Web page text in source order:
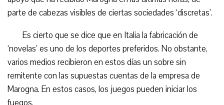
parte de cabezas visibles de ciertas sociedades ‘discretas’.
Es cierto que se dice que en Italia la fabricación de
‘novelas’ es uno de los deportes preferidos. No obstante,
varios medios recibieron en estos días un sobre sin
remitente con las supuestas cuentas de la empresa de
Marogna. En estos casos, los juegos pueden iniciar los